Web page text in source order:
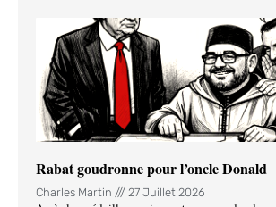
Rabat goudronne pour l’oncle Donald
Charles Martin 27 Juillet 2026